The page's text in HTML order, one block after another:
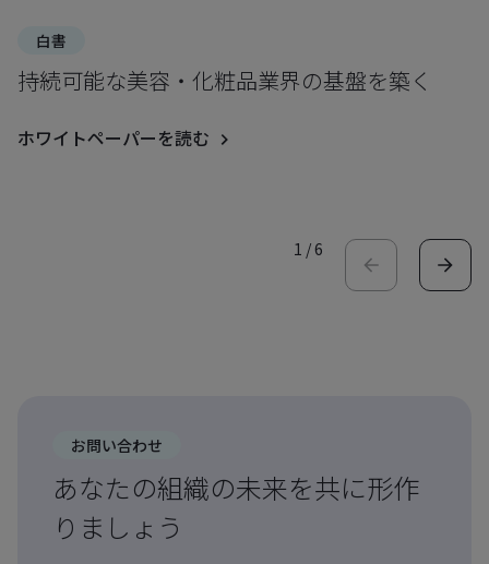
白書
持続可能な美容・化粧品業界の基盤を築く
ホワイトペーパーを読む
1 /6
お問い合わせ
あなたの組織の未来を共に形作
りましょう